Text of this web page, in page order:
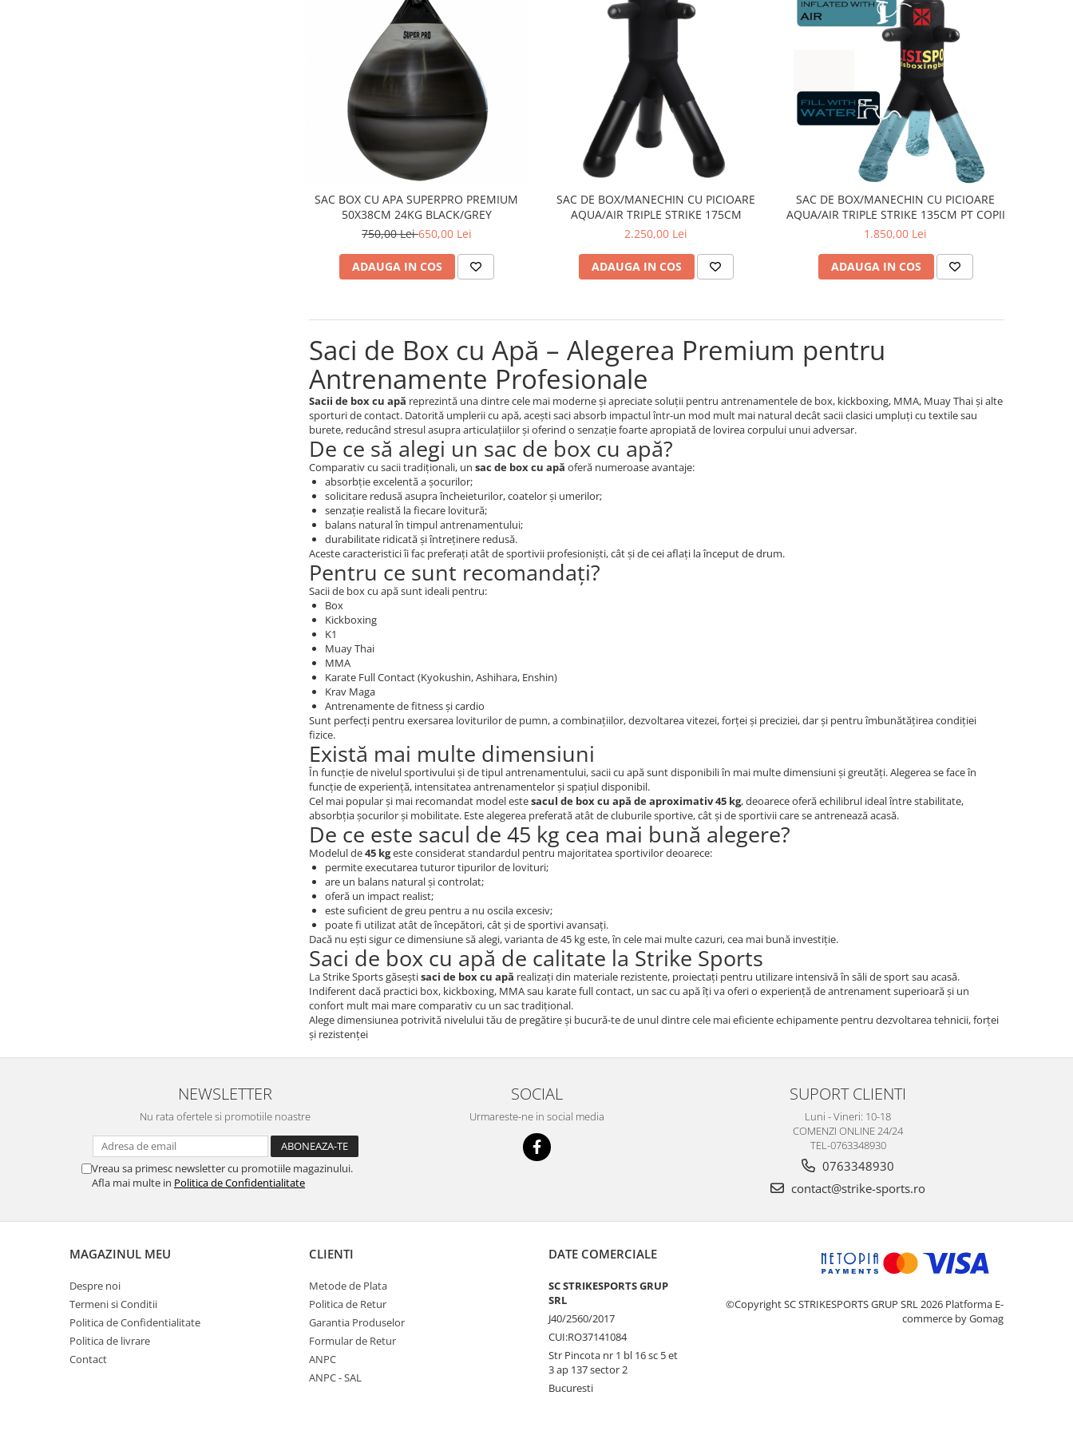
SAC BOX CU APA SUPERPRO PREMIUM
50X38CM 24KG BLACK/GREY
750,00 Lei650,00 Lei
ADAUGA IN COS
SAC DE BOX/MANECHIN CU PICIOARE
AQUA/AIR TRIPLE STRIKE 175CM
2.250,00 Lei
ADAUGA IN COS
SAC DE BOX/MANECHIN CU PICIOARE
AQUA/AIR TRIPLE STRIKE 135CM PT COPII
1.850,00 Lei
ADAUGA IN COS
Saci de Box cu Apă – Alegerea Premium pentru
Antrenamente Profesionale
Sacii de box cu apă reprezintă una dintre cele mai moderne și apreciate soluții pentru antrenamentele de box, kickboxing, MMA, Muay Thai și alte
sporturi de contact. Datorită umplerii cu apă, acești saci absorb impactul într-un mod mult mai natural decât sacii clasici umpluți cu textile sau
burete, reducând stresul asupra articulațiilor și oferind o senzație foarte apropiată de lovirea corpului unui adversar.
De ce să alegi un sac de box cu apă?
Comparativ cu sacii tradiționali, un sac de box cu apă oferă numeroase avantaje:
absorbție excelentă a șocurilor;
solicitare redusă asupra încheieturilor, coatelor și umerilor;
senzație realistă la fiecare lovitură;
balans natural în timpul antrenamentului;
durabilitate ridicată și întreținere redusă.
Aceste caracteristici îi fac preferați atât de sportivii profesioniști, cât și de cei aflați la început de drum.
Pentru ce sunt recomandați?
Sacii de box cu apă sunt ideali pentru:
Box
Kickboxing
K1
Muay Thai
MMA
Karate Full Contact (Kyokushin, Ashihara, Enshin)
Krav Maga
Antrenamente de fitness și cardio
Sunt perfecți pentru exersarea loviturilor de pumn, a combinațiilor, dezvoltarea vitezei, forței și preciziei, dar și pentru îmbunătățirea condiției
fizice.
Există mai multe dimensiuni
În funcție de nivelul sportivului și de tipul antrenamentului, sacii cu apă sunt disponibili în mai multe dimensiuni și greutăți. Alegerea se face în
funcție de experiență, intensitatea antrenamentelor și spațiul disponibil.
Cel mai popular și mai recomandat model estesacul de box cu apă de aproximativ 45 kg, deoarece oferă echilibrul ideal între stabilitate,
absorbția șocurilor și mobilitate. Este alegerea preferată atât de cluburile sportive, cât și de sportivii care se antrenează acasă.
De ce este sacul de 45 kg cea mai bună alegere?
Modelul de45 kgeste considerat standardul pentru majoritatea sportivilor deoarece:
permite executarea tuturor tipurilor de lovituri;
are un balans natural și controlat;
oferă un impact realist;
este suficient de greu pentru a nu oscila excesiv;
poate fi utilizat atât de începători, cât și de sportivi avansați.
Dacă nu ești sigur ce dimensiune să alegi, varianta de 45 kg este, în cele mai multe cazuri, cea mai bună investiție.
Saci de box cu apă de calitate la Strike Sports
La Strike Sports găseștisaci de box cu apă realizați din materiale rezistente, proiectați pentru utilizare intensivă în săli de sport sau acasă.
Indiferent dacă practici box, kickboxing, MMA sau karate full contact, un sac cu apă îți va oferi o experiență de antrenament superioară și un
confort mult mai mare comparativ cu un sac tradițional.
Alege dimensiunea potrivită nivelului tău de pregătire și bucură-te de unul dintre cele mai eficiente echipamente pentru dezvoltarea tehnicii, forței
și rezistenței
NEWSLETTER
Nu rata ofertele si promotiile noastre
Vreau sa primesc newsletter cu promotiile magazinului.
Afla mai multe in Politica de Confidentialitate
SOCIAL
Urmareste-ne in social media
SUPORT CLIENTI
Luni - Vineri: 10-18
COMENZI ONLINE 24/24
TEL-0763348930
0763348930
contact@strike-sports.ro
MAGAZINUL MEU
Despre noi
Termeni si Conditii
Politica de Confidentialitate
Politica de livrare
Contact
CLIENTI
Metode de Plata
Politica de Retur
Garantia Produselor
Formular de Retur
ANPC
ANPC - SAL
DATE COMERCIALE
SC STRIKESPORTS GRUP
SRL
J40/2560/2017
CUI:RO37141084
Str Pincota nr 1 bl 16 sc 5 et
3 ap 137 sector 2
Bucuresti
©Copyright SC STRIKESPORTS GRUP SRL 2026 Platforma E-
commerce by Gomag